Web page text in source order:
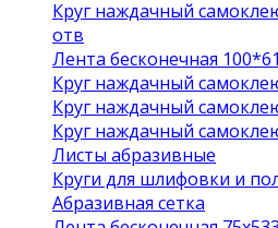
Круг наждачный
отв
Лента бесконечная
Круг наждачный
Круг наждачный
Круг наждачный
Листы абразивные
Круги для шлифовки и
Абразивная сетка